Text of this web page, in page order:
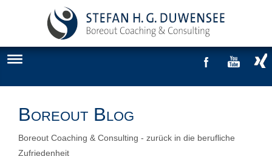
Boreout Blog
Boreout Coaching & Consulting - zurück in die berufliche
Zufriedenheit